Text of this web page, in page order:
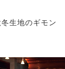
生地のギモン